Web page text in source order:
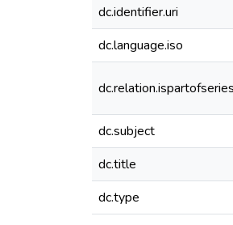
dc.identifier.uri
dc.language.iso
dc.relation.ispartofseries
dc.subject
dc.title
dc.type